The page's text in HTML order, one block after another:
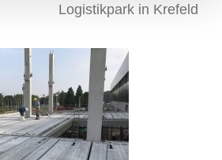
Logistikpark in Krefeld